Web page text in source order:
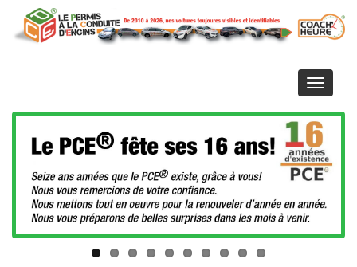
contenu
Toggle
Cliquez ici pour en savoir plus